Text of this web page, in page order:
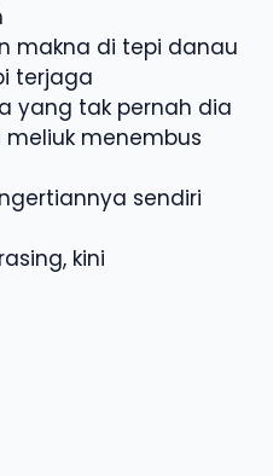
makna di tepi danau
terjaga
yang tak pernah dia
menembus
sendiri
kini